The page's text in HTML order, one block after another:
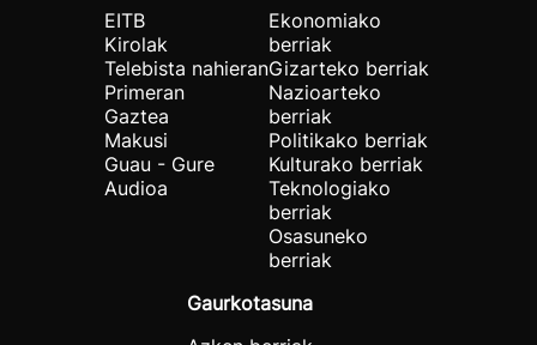
EITB
Kirolak
Telebista nahieran
Primeran
Gaztea
Makusi
Guau - Gure
Audioa
Ekonomiako
berriak
Gizarteko berriak
Nazioarteko
berriak
Politikako berriak
Kulturako berriak
Teknologiako
berriak
Osasuneko
berriak
Gaurkotasuna